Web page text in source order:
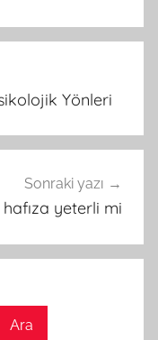
Yönleri
Sonraki yazı
hafıza yeterli mi
Ara